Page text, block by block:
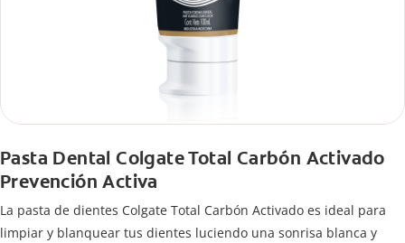
Pasta Dental Colgate Total Carbón Activado
Prevención Activa
La pasta de dientes Colgate Total Carbón Activado es ideal para
limpiar y blanquear tus dientes luciendo una sonrisa blanca y